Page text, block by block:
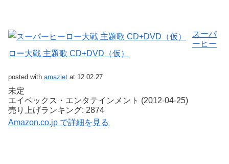
スーパ
ーヒー
ロー大戦 主題歌 CD+DVD（仮）
posted with amazlet at 12.02.27
未定
エイベックス・エンタテインメント (2012-04-25)
売り上げランキング: 2874
Amazon.co.jp で詳細を見る